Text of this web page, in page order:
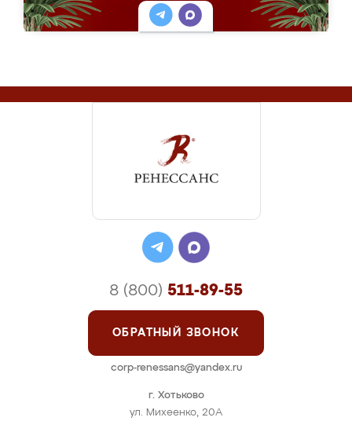
г. Хотьково
ул. Михеенко, 20А
8 (800) 511-89-55
ОБРАТНЫЙ ЗВОНОК
corp-renessans@yandex.ru